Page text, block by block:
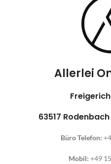
Allerlei
63517
Büro Telefon:
Mobil: +49